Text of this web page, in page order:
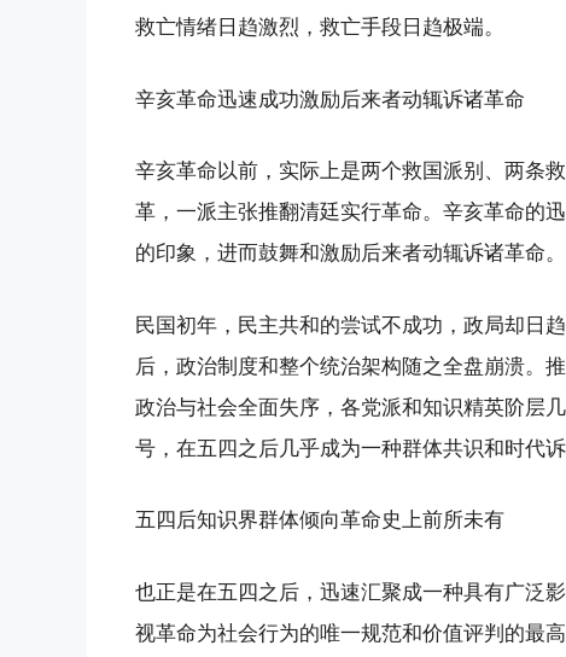
救亡情绪日趋激烈，救亡手段日趋极端。
辛亥革命迅速成功激励后来者动辄诉诸革命
辛亥革命以前，实际上是两个救国派别、两条
革，一派主张推翻清廷实行革命。辛亥革命的
的印象，进而鼓舞和激励后来者动辄诉诸革命。
民国初年，民主共和的尝试不成功，政局却日
后，政治制度和整个统治架构随之全盘崩溃。
政治与社会全面失序，各党派和知识精英阶层
号，在五四之后几乎成为一种群体共识和时代诉
五四后知识界群体倾向革命史上前所未有
也正是在五四之后，迅速汇聚成一种具有广泛
视革命为社会行为的唯一规范和价值评判的最